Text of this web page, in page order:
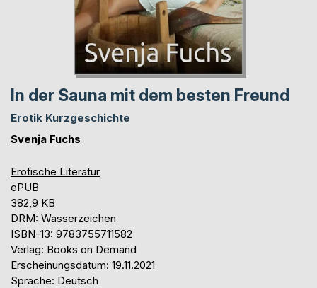
In der Sauna mit dem besten Freund
Erotik Kurzgeschichte
Svenja Fuchs
Erotische Literatur
ePUB
382,9 KB
DRM: Wasserzeichen
ISBN-13: 9783755711582
Verlag: Books on Demand
Erscheinungsdatum: 19.11.2021
Sprache: Deutsch